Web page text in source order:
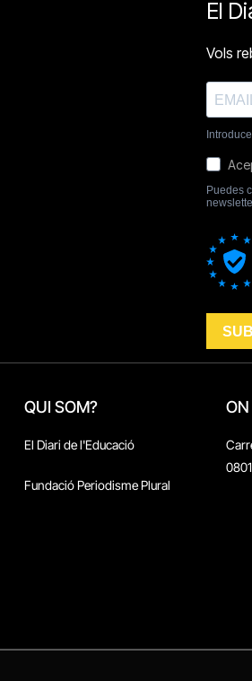
QUI SOM?
El Diari de l'Educació
Fundació Periodisme Plural